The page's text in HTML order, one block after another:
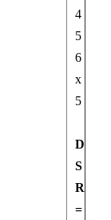
4
5
6
x
5
D
S
R
=